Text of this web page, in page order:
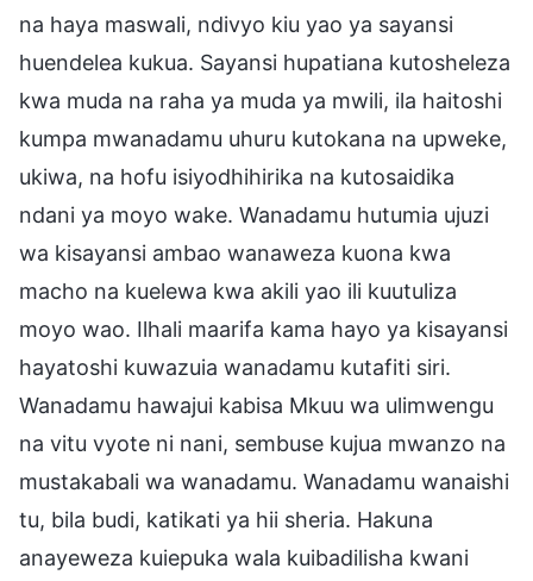
na haya maswali, ndivyo kiu yao ya sayansi
huendelea kukua. Sayansi hupatiana kutosheleza
kwa muda na raha ya muda ya mwili, ila haitoshi
kumpa mwanadamu uhuru kutokana na upweke,
ukiwa, na hofu isiyodhihirika na kutosaidika
ndani ya moyo wake. Wanadamu hutumia ujuzi
wa kisayansi ambao wanaweza kuona kwa
macho na kuelewa kwa akili yao ili kuutuliza
moyo wao. Ilhali maarifa kama hayo ya kisayansi
hayatoshi kuwazuia wanadamu kutafiti siri.
Wanadamu hawajui kabisa Mkuu wa ulimwengu
na vitu vyote ni nani, sembuse kujua mwanzo na
mustakabali wa wanadamu. Wanadamu wanaishi
tu, bila budi, katikati ya hii sheria. Hakuna
anayeweza kuiepuka wala kuibadilisha kwani